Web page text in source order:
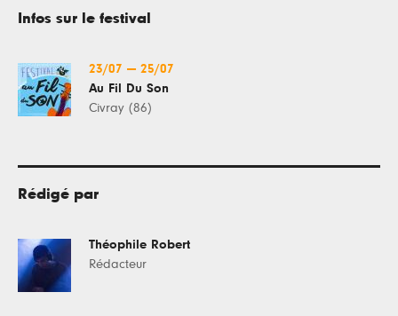
Infos sur le festival
23/07 — 25/07
Au Fil Du Son
Civray (86)
Rédigé par
Théophile Robert
Rédacteur